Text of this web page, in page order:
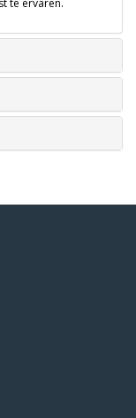
te ervaren.